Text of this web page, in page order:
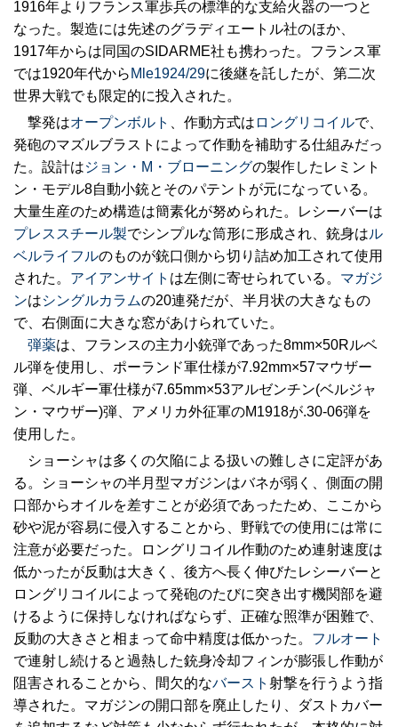
1916年よりフランス軍歩兵の標準的な支給火器の一つと
なった。製造には先述のグラディエートル社のほか、
1917年からは同国のSIDARME社も携わった。フランス軍
では1920年代から Mle1924/29に後継を託したが、第二次
世界大戦でも限定的に投入された。
撃発はオープンボルト 、作動方式は ロングリコイルで、
発砲のマズルブラストによって作動を補助する仕組みだっ
た。設計はジョン・M・ブローニングの製作したレミント
ン・モデル8自動小銃とそのパテントが元になっている。
大量生産のため構造は簡素化が努められた。レシーバーは
プレススチール製でシンプルな筒形に形成され、銃身はル
ベルライフルのものが銃口側から切り詰め加工されて使用
された。 アイアンサイト は左側に寄せられている。 マガジ
ンはシングルカラムの20連発だが、半月状の大きなもの
で、右側面に大きな窓があけられていた。
弾薬は、フランスの主力小銃弾であった8mm×50Rルベ
ル弾を使用し、ポーランド軍仕様が7.92mm×57マウザー
弾、ベルギー軍仕様が7.65mm×53アルゼンチン(ベルジャ
ン・マウザー)弾、アメリカ外征軍のM1918が.30-06弾を
使用した。
ショーシャは多くの欠陥による扱いの難しさに定評があ
る。ショーシャの半月型マガジンはバネが弱く、側面の開
口部からオイルを差すことが必須であったため、ここから
砂や泥が容易に侵入することから、野戦での使用には常に
注意が必要だった。ロングリコイル作動のため連射速度は
低かったが反動は大きく、後方へ長く伸びたレシーバーと
ロングリコイルによって発砲のたびに突き出す機関部を避
けるように保持しなければならず、正確な照準が困難で、
反動の大きさと相まって命中精度は低かった。 フルオート
で連射し続けると過熱した銃身冷却フィンが膨張し作動が
阻害されることから、間欠的なバースト 射撃を行うよう指
導された。マガジンの開口部を廃止したり、ダストカバー